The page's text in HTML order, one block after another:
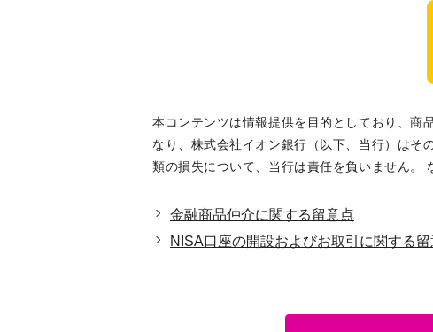
本コンテンツは情報提供を目的としており、商
なり、株式会社イオン銀行（以下、当行）はそ
類の損失について、当行は責任を負いません。
金融商品仲介に関する留意点
NISA口座の開設およびお取引に関する留